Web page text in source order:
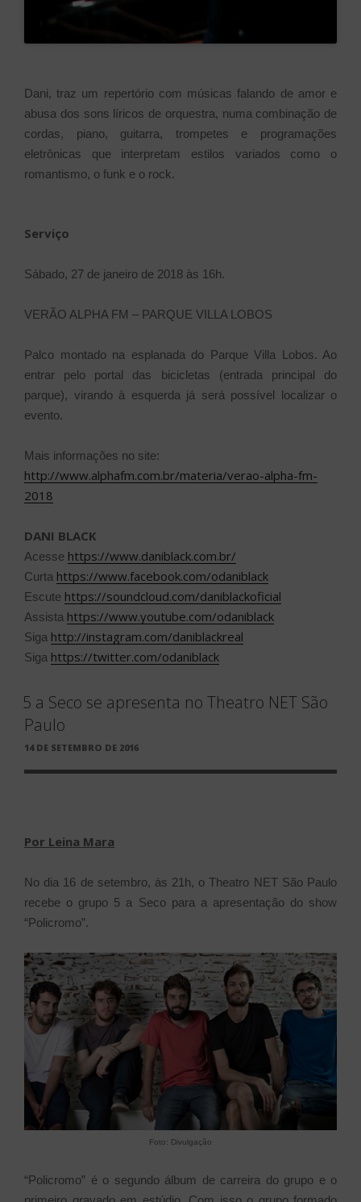
Dani, traz um repertório com músicas falando de amor e
abusa dos sons líricos de orquestra, numa combinação de
cordas, piano, guitarra, trompetes e programações
eletrônicas que interpretam estilos variados como o
romantismo, o funk e o rock.
Serviço
Sábado, 27 de janeiro de 2018 às 16h.
VERÃO ALPHA FM – PARQUE VILLA LOBOS
Palco montado na esplanada do Parque Villa Lobos. Ao
entrar pelo portal das bicicletas (entrada principal do
parque), virando à esquerda já será possível localizar o
evento.
Mais informações no site:
http://www.alphafm.com.br/materia/verao-alpha-fm-
2018
DANI BLACK
Acesse https://www.daniblack.com.br/
Curta https://www.facebook.com/odaniblack
Escute https://soundcloud.com/daniblackoficial
Assista https://www.youtube.com/odaniblack
Siga http://instagram.com/daniblackreal
Siga https://twitter.com/odaniblack
5 a Seco se apresenta no Theatro NET São
Paulo
PUBLICADO
14 DE SETEMBRO DE 2016
Por Leina Mara
No dia 16 de setembro, às 21h, o Theatro NET São Paulo
recebe o grupo 5 a Seco para a apresentação do show
“Policromo”.
Foto: Divulgação
“Policromo” é o segundo álbum de carreira do grupo e o